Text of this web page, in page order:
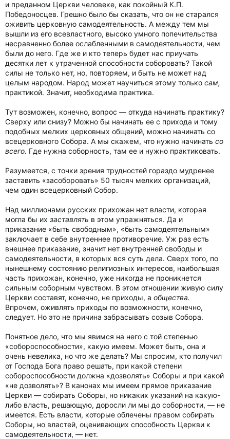
и преданном Церкви человеке, как покойный К.П.
Победоносцев. Грешно было бы сказать, что он не старался
оживить церковную самодеятельность. А между тем мы
вышли из его всевластного, высоко умного попечительства
несравненно более ослабленными в самодеятельности, чем
были до него. Где же и кто теперь будет нас приучать
десятки лет к утраченной способности соборовать? Такой
силы не только нет, но, повторяем, и быть не может над
целым народом. Народ может научиться этому только сам,
практикой. Значит, необходима практика.
Тут возможен, конечно, вопрос — откуда начинать практику?
Сверху или снизу? Можно бы начинать ее с прихода и тому
подобных мелких церковных общений, можно начинать со
всецерковного Собора. А мы скажем, что нужно начинать со
всего. Где нужна соборность, там ее и нужно практиковать.
Разумеется, с точки зрения трудностей гораздо мудренее
заставить «засоборовать» 50 тысяч мелких организаций,
чем один всецерковный Собор.
Над миллионами русских прихожан нет власти, которая
могла бы их заставлять в этом упражняться. Да и
приказание «быть свободным», «быть самодеятельным»
заключает в себе внутреннее противоречие. Уж раз есть
внешнее приказание, значит нет внутренней свободы и
самодеятельности, в которых вся суть дела. Сверх того, по
нынешнему состоянию религиозных интересов, наибольшая
часть прихожан, конечно, уже никогда не проникнется
сильным соборным чувством. В этом отношении живую силу
Церкви составят, конечно, не приходы, а общества.
Впрочем, оживлять приходы по возможности, конечно,
следует. Но это не причина забрасывать созыв Собора.
Понятное дело, что мы явимся на него с той степенью
«собороспособности», какую имеем. Может быть, она и
очень невелика, но что же делать? Мы спросим, кто получил
от Господа Бога право решать, при какой степени
собороспособности должна «дозволять» Соборы и при какой
«не дозволять»? В канонах мы имеем прямое приказание
Церкви — собирать Соборы, но никаких указаний на какую-
либо власть, решающую, доросли ли мы до соборности, — не
имеется. Есть власти, которые облечены правом собирать
Соборы, но властей, оценивающих способность Церкви к
самодеятельности, — нет.